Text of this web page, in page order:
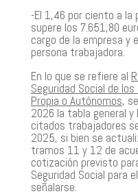
-El 1,46 por ciento a
supere los 7.651,80
cargo de la empresa y
persona trabajadora.
En lo que se refiere al
Seguridad Social de
Propia o Autónomos,
2026 la tabla general
citados trabajadores
2025, si bien se
tramos 11 y 12 de
cotización previsto
Seguridad Social para
señalarse.